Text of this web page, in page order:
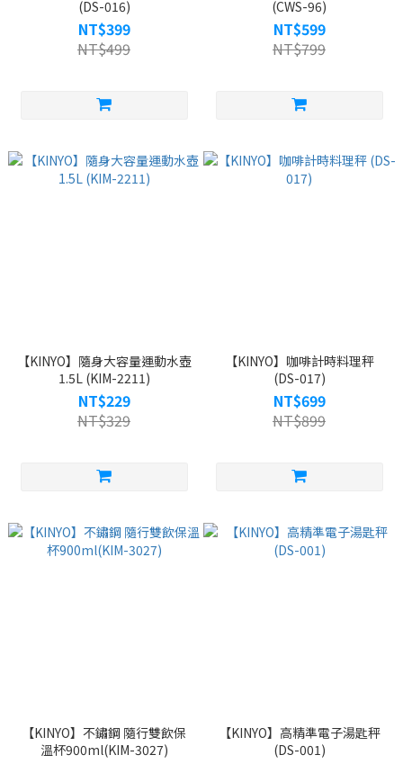
(DS-016)
NT$399
NT$499
(CWS-96)
NT$599
NT$799
【KINYO】隨身大容量運動水壺
1.5L (KIM-2211)
NT$229
NT$329
【KINYO】咖啡計時料理秤
(DS-017)
NT$699
NT$899
【KINYO】不鏽鋼 隨行雙飲保
溫杯900ml(KIM-3027)
【KINYO】高精準電子湯匙秤
(DS-001)